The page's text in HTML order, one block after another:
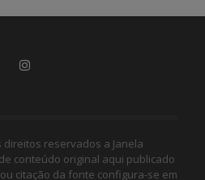
reservados a Janela
conteúdo original aqui publicado
citação da fonte configura-se em